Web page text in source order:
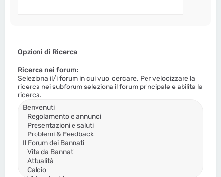
Opzioni di Ricerca
Ricerca nei forum:
Seleziona il/i forum in cui vuoi cercare. Per velocizzare la
ricerca nei subforum seleziona il forum principale e abilita la
ricerca.